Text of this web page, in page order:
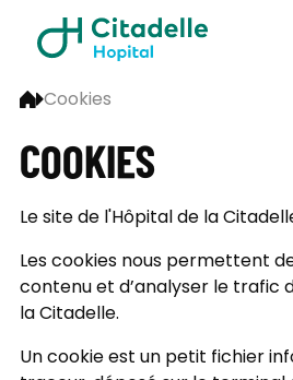
Cookies
COOKIES
Le site de l'Hôpital de la
Les cookies nous permettent
contenu et d’analyser le trafic
la Citadelle.
Un cookie est un petit fichier